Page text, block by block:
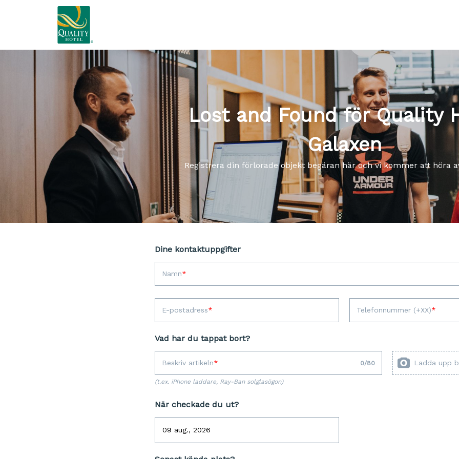
Lost and Found för Quality
Galaxen
Registrera din förlorade objekt begäran här och vi kommer att höra
Dine kontaktuppgifter
Namn
E-postadress Telefonnummer (+XX)
Vad har du tappat bort?
Beskriv artikeln 0/80 Ladda upp
(t.ex. iPhone laddare, Ray-Ban solglasögon)
När checkade du ut?